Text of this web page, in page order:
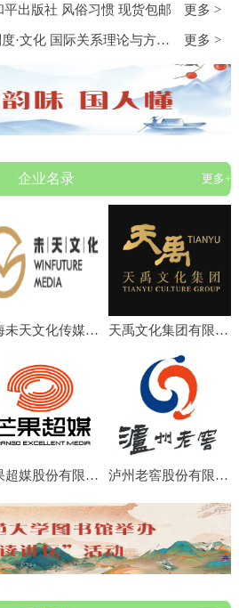
出版社 风俗习惯 现货包邮 更多 >
正版9成新图书|权力·制度·文化 国际关系理论与方法研究文集(第 更多 >
企业名录 更多+
上海未天文化传媒有限公司 天禹文化集团有限公司
芒果超媒股份有限公司 泸州老窖股份有限公司